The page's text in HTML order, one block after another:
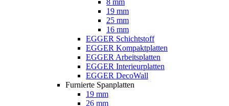
8 mm
19 mm
25 mm
16 mm
EGGER Schichtstoff
EGGER Kompaktplatten
EGGER Arbeitsplatten
EGGER Interieurplatten
EGGER DecoWall
Furnierte Spanplatten
19 mm
26 mm